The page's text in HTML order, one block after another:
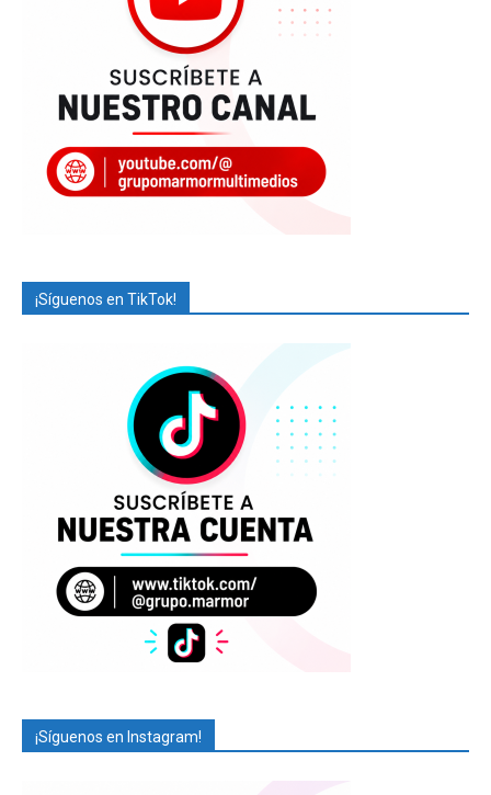
¡Síguenos en TikTok!
¡Síguenos en Instagram!